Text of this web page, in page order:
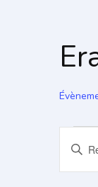
et
Saisir